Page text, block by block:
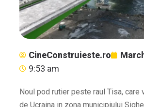
CineConstruieste.ro
9:53 am
Noul pod rutier peste raul Tisa, care
de Ucraina in zona municipiului